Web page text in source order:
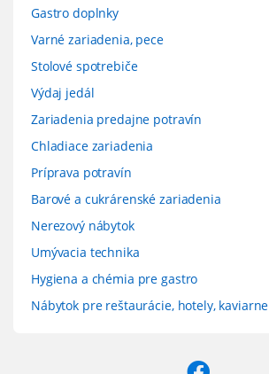
Gastro doplnky
Varné zariadenia, pece
Stolové spotrebiče
Výdaj jedál
Zariadenia predajne potravín
Chladiace zariadenia
Príprava potravín
Barové a cukrárenské zariadenia
Nerezový nábytok
Umývacia technika
Hygiena a chémia pre gastro
Nábytok pre reštaurácie, hotely, kaviarne